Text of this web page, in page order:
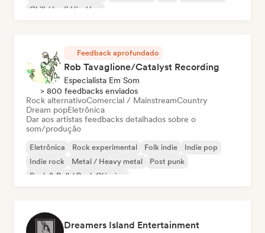
Chill / Lo-fi Hip-Hop
Feedback aprofundado
Rob Tavaglione/Catalyst Recording
Especialista Em Som
> 800 feedbacks enviados
Rock alternativoComercial / MainstreamCountry
Dream popEletrônica
Dar aos artistas feedbacks detalhados sobre o
som/produção
Eletrônica Rock experimental Folk indie
Indie pop
Indie rock
Metal / Heavy metal
Post punk
Rock & Roll / Rock Clássico
Dreamers Island Entertainment